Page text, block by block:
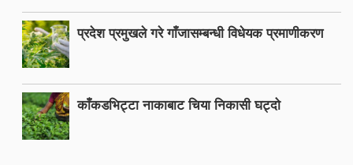
प्रदेश प्रमुखले गरे गाँजासम्बन्धी विधेयक प्रमाणीकरण
काँकडभिट्टा नाकाबाट चिया निकासी घट्दो